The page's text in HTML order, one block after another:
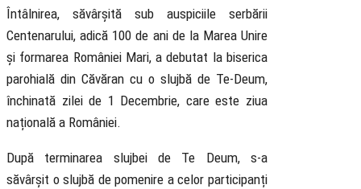
Întâlnirea, săvârșită sub auspiciile serbării
Centenarului, adică 100 de ani de la Marea Unire
și formarea României Mari, a debutat la biserica
parohială din Căvăran cu o slujbă de Te-Deum,
închinată zilei de 1 Decembrie, care este ziua
națională a României.
După terminarea slujbei de Te Deum, s-a
săvârșit o slujbă de pomenire a celor participanți